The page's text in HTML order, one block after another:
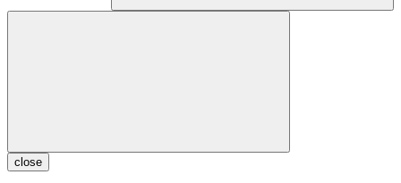
close